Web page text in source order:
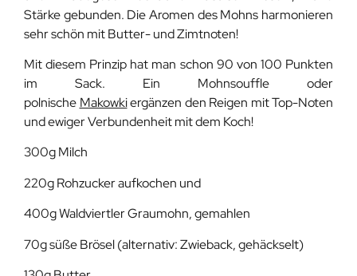
Stärke gebunden. Die Aromen des Mohns harmonieren
sehr schön mit Butter- und Zimtnoten!
Mit diesem Prinzip hat man schon 90 von 100 Punkten
im Sack. Ein Mohnsouffle oder
polnische Makowkiergänzen den Reigen mit Top-Noten
und ewiger Verbundenheit mit dem Koch!
300g Milch
220g Rohzucker aufkochen und
400g Waldviertler Graumohn, gemahlen
70g süße Brösel (alternativ: Zwieback, gehäckselt)